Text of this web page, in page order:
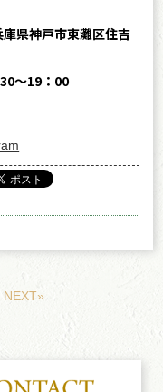
県神戸市東灘区住吉
～19：00
NEXT»